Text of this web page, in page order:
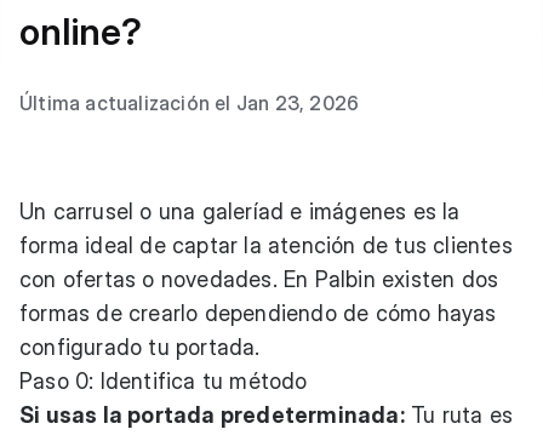
online?
Última actualización el Jan 23, 2026
Un carrusel o una galeríad e imágenes es la
forma ideal de captar la atención de tus clientes
con ofertas o novedades. En Palbin existen dos
formas de crearlo dependiendo de cómo hayas
configurado tu portada.
Paso 0: Identifica tu método
Si usas la portada predeterminada:Tu ruta es